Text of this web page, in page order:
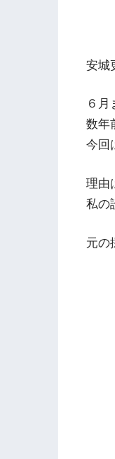
安城
６月
数年
今回
理由
私の
元の